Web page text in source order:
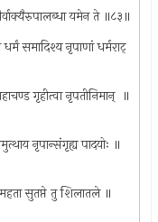
यमेन ते ॥८३॥
समादिश्य नृपाणां धर्मराट्
गृहीत्वा नृपतीनिमान् ‍ ॥
नृपान्संगृह्य पादयोः ॥
महता सुतप्ते तु शिलातले ॥